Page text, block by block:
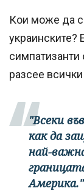
Кои може да
украинските?
симпатизанти
разсее
"Всеки
как да
най-
Америка."